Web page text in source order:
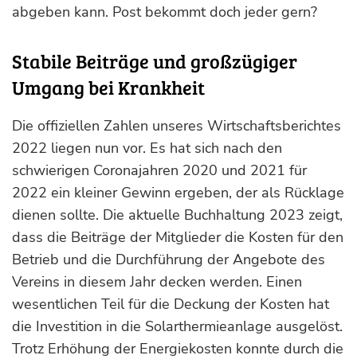
abgeben kann. Post bekommt doch jeder gern?
Stabile Beiträge und großzügiger
Umgang bei Krankheit
Die offiziellen Zahlen unseres Wirtschaftsberichtes
2022 liegen nun vor. Es hat sich nach den
schwierigen Coronajahren 2020 und 2021 für
2022 ein kleiner Gewinn ergeben, der als Rücklage
dienen sollte. Die aktuelle Buchhaltung 2023 zeigt,
dass die Beiträge der Mitglieder die Kosten für den
Betrieb und die Durchführung der Angebote des
Vereins in diesem Jahr decken werden. Einen
wesentlichen Teil für die Deckung der Kosten hat
die Investition in die Solarthermieanlage ausgelöst.
Trotz Erhöhung der Energiekosten konnte durch die